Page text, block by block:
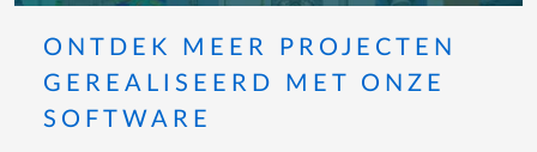
ONTDEK MEER PROJECTEN
GEREALISEERD MET ONZE
SOFTWARE